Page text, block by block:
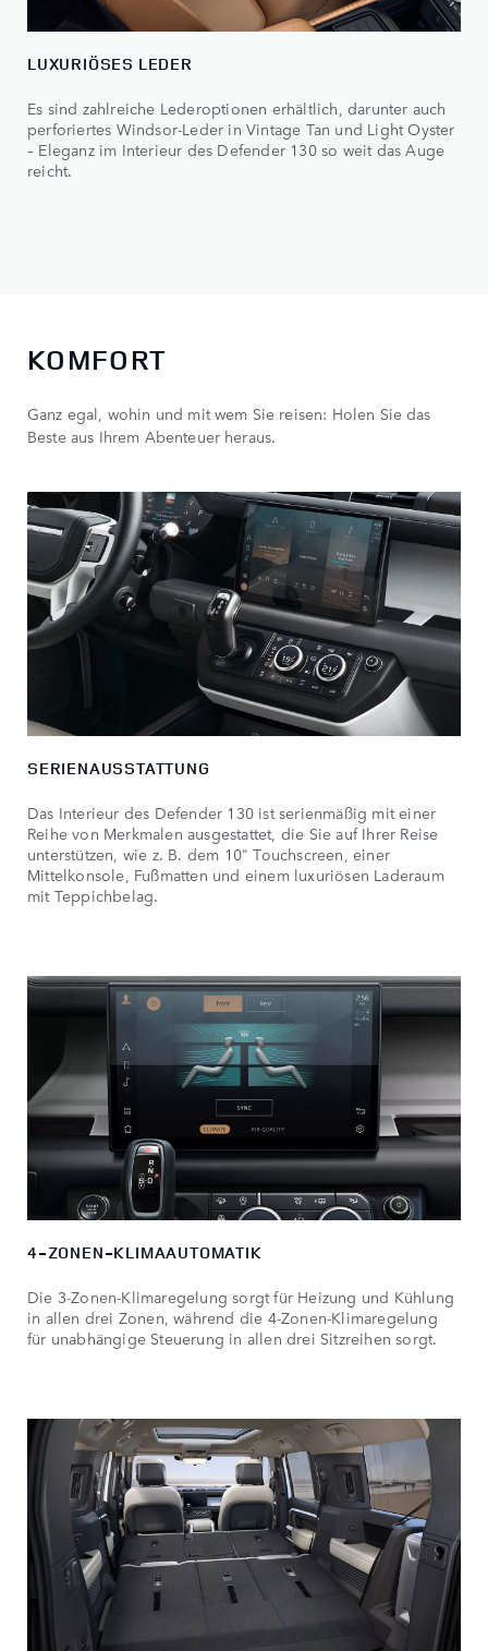
LUXURIÖSES LEDER
Es sind zahlreiche Lederoptionen erhältlich, darunter auch
perforiertes Windsor-Leder in Vintage Tan und Light Oyster
– Eleganz im Interieur des Defender 130 so weit das Auge
reicht.
KOMFORT
Ganz egal, wohin und mit wem Sie reisen: Holen Sie das
Beste aus Ihrem Abenteuer heraus.
SERIENAUSSTATTUNG
Das Interieur des Defender 130 ist serienmäßig mit einer
Reihe von Merkmalen ausgestattet, die Sie auf Ihrer Reise
unterstützen, wie z. B. dem 10" Touchscreen, einer
Mittelkonsole, Fußmatten und einem luxuriösen Laderaum
mit Teppichbelag.
4-ZONEN-KLIMAAUTOMATIK
Die 3-Zonen-Klimaregelung sorgt für Heizung und Kühlung
in allen drei Zonen, während die 4-Zonen-Klimaregelung
für unabhängige Steuerung in allen drei Sitzreihen sorgt.